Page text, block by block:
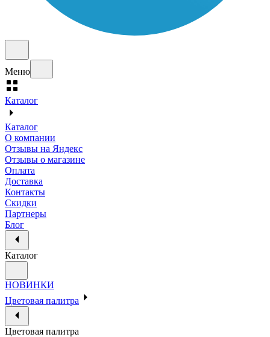
Меню
Каталог
Каталог
О компании
Отзывы на Яндекс
Отзывы о магазине
Оплата
Доставка
Контакты
Скидки
Партнеры
Блог
Каталог
НОВИНКИ
Цветовая палитра
Цветовая палитра